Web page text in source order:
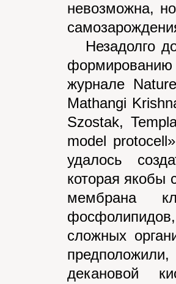
невозможна,
Незадолго до
журнале
Mathangi
Szostak,
model
удалось
которая якобы
мембрана
сложных
декановой